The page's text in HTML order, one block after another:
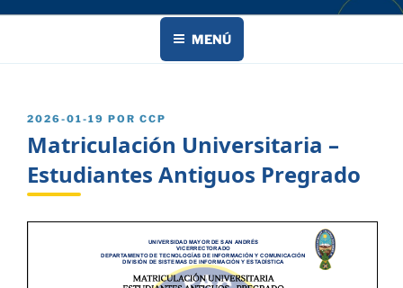
MENÚ
PUBLICADO
2026-01-19 POR CCP
Matriculación Universitaria –
Estudiantes Antiguos Pregrado